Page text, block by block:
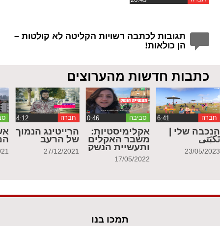
תגובות לכתבה רשויות הקליטה לא קולטות –
הן כולאות!
כתבות חדשות מהערוצים
חברה
הנכבה שלי |
نَكبَتي
23/05/2023
סביבה ‏0:46
אקלימיסטיות:
משבר האקלים
ותעשיית הנשק
17/05/2022
חברה
הרייטינג הנמוך
של הרעב
27/12/2021
תמכו בנו